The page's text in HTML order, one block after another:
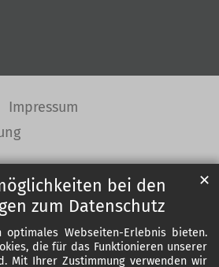
bei den
zum Datenschutz
Webseiten-Erlebnis bieten.
die für das Funktionieren unserer
Mit Ihrer Zustimmung verwenden wir
✕
Impressum